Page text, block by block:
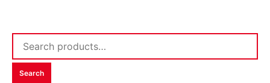
Search